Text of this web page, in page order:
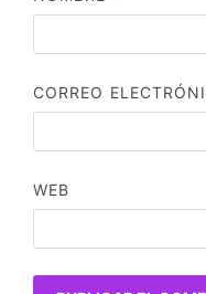
CORREO
WEB